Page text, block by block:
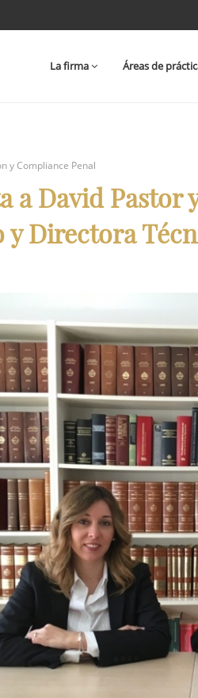
La firma Áreas de
y Compliance Penal
a David Pastor
y Directora